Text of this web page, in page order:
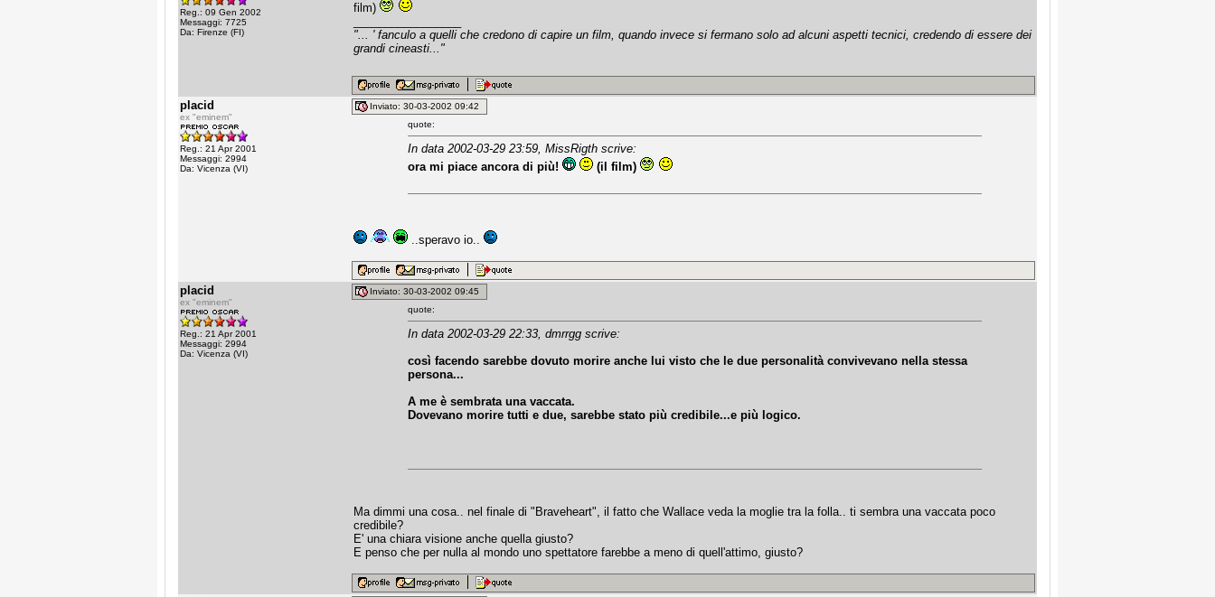
Reg.: 09 Gen 2002
Messaggi: 7725
Da: Firenze (FI)
film)
"... ' fanculo a quelli che credono di capire un film, quando invece si fermano solo ad alcuni aspetti tecnici, credendo di essere dei
grandi cineasti..."
placid
ex "eminem"
Reg.: 21 Apr 2001
Messaggi: 2994
Da: Vicenza (VI)
Inviato: 30-03-2002 09:42
quote:
In data 2002-03-29 23:59, MissRigth scrive:
ora mi piace ancora di più!
(il film)
..speravo io..
placid
ex "eminem"
Reg.: 21 Apr 2001
Messaggi: 2994
Da: Vicenza (VI)
Inviato: 30-03-2002 09:45
quote:
In data 2002-03-29 22:33, dmrrgg scrive:
così facendo sarebbe dovuto morire anche lui visto che le due personalità convivevano nella stessa
persona...
A me è sembrata una vaccata.
Dovevano morire tutti e due, sarebbe stato più credibile...e più logico.
Ma dimmi una cosa.. nel finale di "Braveheart", il fatto che Wallace veda la moglie tra la folla.. ti sembra una vaccata poco
credibile?
E' una chiara visione anche quella giusto?
E penso che per nulla al mondo uno spettatore farebbe a meno di quell'attimo, giusto?